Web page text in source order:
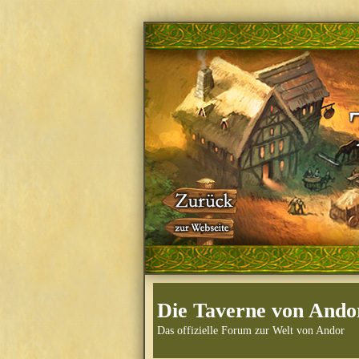
Die Taverne von
Das offizielle Forum zur Welt von Andor